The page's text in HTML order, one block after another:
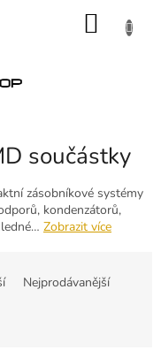
součástky
zásobníkové systémy
kondenzátorů,
Zobrazit více
Nejprodávanější